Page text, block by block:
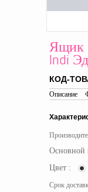
Ящик
Indi
КОД-
Описание
Основной
Цвет :
Срок